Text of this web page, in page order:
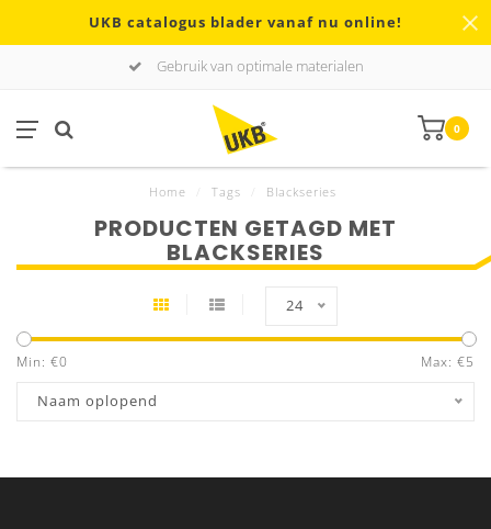
UKB catalogus blader vanaf nu online!
Gebruik van optimale materialen
0
Home Tags Blackseries
PRODUCTEN GETAGD MET
BLACKSERIES
24
Min: €0 Max: €5
Naam oplopend